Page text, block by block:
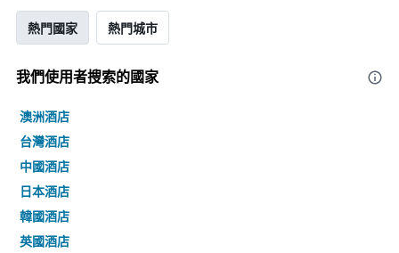
熱門國家 熱門城市
我們使用者搜索的國家
澳洲酒店
台灣酒店
中國酒店
日本酒店
韓國酒店
英國酒店